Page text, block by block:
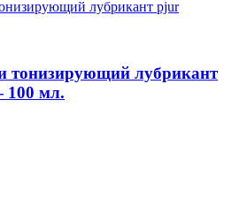
лубрикант
100 мл.